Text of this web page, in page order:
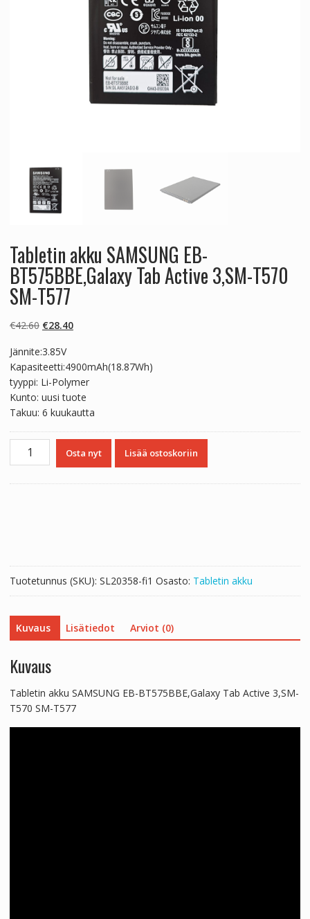
Tabletin akku SAMSUNG EB-
BT575BBE,Galaxy Tab Active 3,SM-T570
SM-T577
€42.60 Alkuperäinen
oli:
€42.60.
€28.40Nykyinen
€28.40.
Jännite:3.85V
Kapasiteetti:4900mAh(18.87Wh)
tyyppi: Li-Polymer
Kunto: uusi tuote
Takuu: 6 kuukautta
Tabletin
T570
SM-
T577
määrä
Osta nyt Lisää ostoskoriin
Tuotetunnus (SKU): SL20358-fi1 Osasto: Tabletin akku
Kuvaus Lisätiedot Arviot (0)
Kuvaus
Tabletin akku SAMSUNG EB-BT575BBE,Galaxy Tab Active 3,SM-
T570 SM-T577